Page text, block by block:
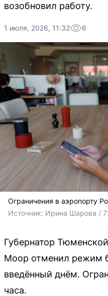
возобновил работу.
1 июля, 2026, 11:32 6
Ограничения в аэропорту
Источник: Ирина Шарова /
Губернатор
Моор отменил режим
введённый днём.
часа.